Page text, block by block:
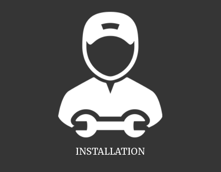
INSTALLATION